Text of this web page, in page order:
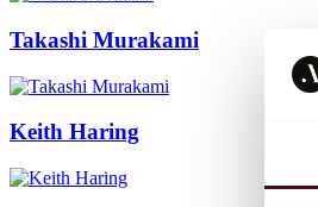
Takashi Murakami
Keith Haring